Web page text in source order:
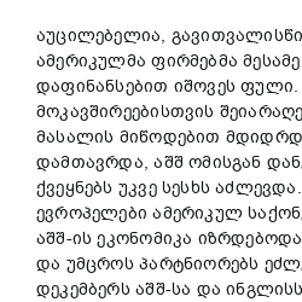
აუცილებელია,
ამერიკულმა ფირმებმა
დაფინანსებით იშოვეს
მოკავშირეებისთვის
მასალის მიწოდებით
დამთავრდა, აშშ ომისგან
ქვეყნებს უკვე სესხს
ევროპელები ამერიკულ
აშშ-ის ეკონომიკა
და უმცროს პარტნიორებს
დეკემბერს აშშ-სა და